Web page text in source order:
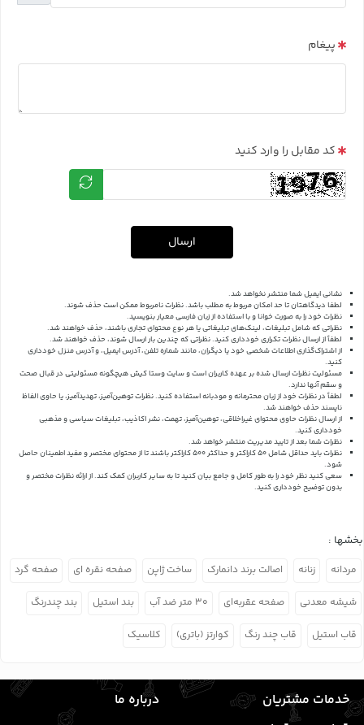
پیغام
کد مقابل را وارد کنید
ارسال
نشانی ایمیل شما منتشر نخواهد شد.
لطفا دیدگاهتان تا حد امکان مربوط به مطلب باشد. نظرات نامربوط ممکن است حذف شوند.
نظرات خود را به صورت خوانا و با استفاده از زبان فارسی معیار بنویسید.
نظراتی که شامل تبلیغات، لینک‌های تبلیغاتی یا هر نوع محتوای تجاری باشند، حذف خواهند شد.
لطفاً از ارسال نظرات تکراری خودداری کنید. نظراتی که چندین بار ارسال شوند، حذف خواهند شد.
از اشتراک‌گذاری اطلاعات شخصی خود یا دیگران، مانند شماره تلفن، آدرس ایمیل، و آدرس منزل خودداری
کنید.
مسئولیت نظرات ارسال شده بر عهده کاربران است و سایت وستا کیش هیچگونه مسئولیتی در قبال صحت
و سقم آنها ندارد.
لطفاً در نظرات خود از زبان محترمانه و مودبانه استفاده کنید. نظرات توهین‌آمیز، تهدیدآمیز، یا حاوی الفاظ
ناپسند حذف خواهند شد.
از ارسال نظرات حاوی محتوای غیراخلاقی، توهین‌آمیز، تهمت، نشر اکاذیب، تبلیغات سیاسی و مذهبی
خودداری کنید.
نظرات شما بعد از تایید مدیریت منتشر خواهد شد.
نظرات باید حداقل شامل 50 کاراکتر و حداکثر 500 کاراکتر باشند تا از محتوای مختصر و مفید اطمینان حاصل
شود.
سعی کنید نظر خود را به طور کامل و جامع بیان کنید تا به سایر کاربران کمک کند.از ارائه نظرات مختصر و
بدون توضیح خودداری کنید.
بخشها :
مردانه زنانه اصالت برند دانمارک ساخت ژاپن صفحه نقره ای صفحه گرد
شیشه معدنی صفحه عقربه‌ای ۳۰ متر ضد آب بند استیل بند چندرنگ
قاب استیل قاب چند رنگ کوارتز (باتری) کلاسیک
خدمات مشتریان
درباره ما